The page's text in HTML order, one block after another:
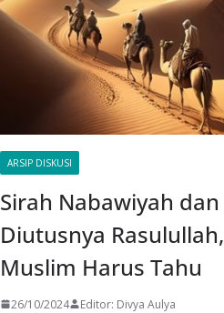
ARSIP DISKUSI
Sirah Nabawiyah dan
Diutusnya Rasulullah,
Muslim Harus Tahu
26/10/2024 Editor: Divya Aulya